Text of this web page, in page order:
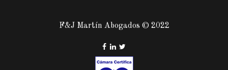
F&J Martín Abogados © 2022